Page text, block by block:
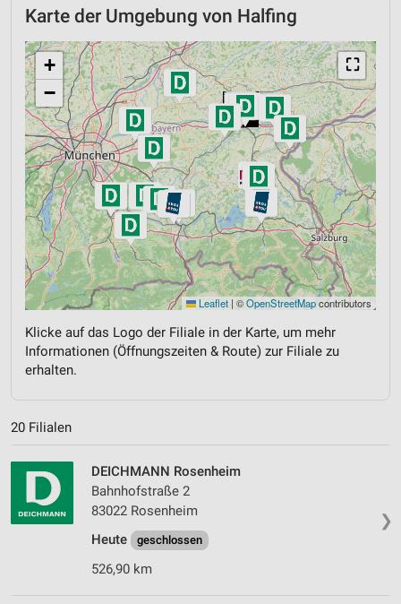
Karte der Umgebung von Halfing
⛶
+
−
Leaflet | ©OpenStreetMapcontributors
Klicke auf das Logo der Filiale in der Karte, um mehr
Informationen (Öffnungszeiten & Route) zur Filiale zu
erhalten.
20 Filialen
❯
DEICHMANN Rosenheim
Bahnhofstraße 2
83022 Rosenheim
Heute
geschlossen
526,90 km